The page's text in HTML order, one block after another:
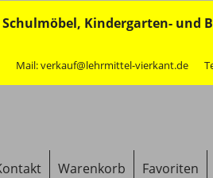
Schulmöbel, Kindergarten- und
Mail: verkauf@lehrmittel-vierkant.de
Warenkorb Favoriten